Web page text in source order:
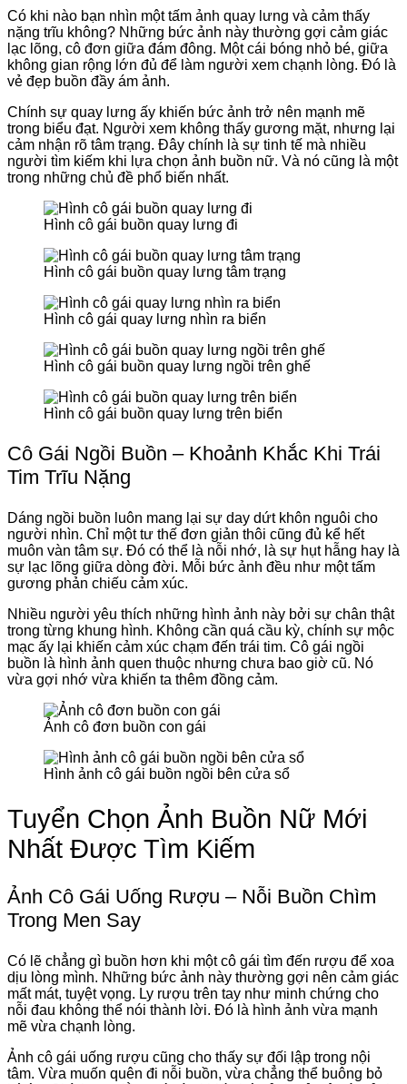
Có khi nào bạn nhìn một tấm ảnh quay lưng và cảm thấy
nặng trĩu không? Những bức ảnh này thường gợi cảm giác
lạc lõng, cô đơn giữa đám đông. Một cái bóng nhỏ bé, giữa
không gian rộng lớn đủ để làm người xem chạnh lòng. Đó là
vẻ đẹp buồn đầy ám ảnh.
Chính sự quay lưng ấy khiến bức ảnh trở nên mạnh mẽ
trong biểu đạt. Người xem không thấy gương mặt, nhưng lại
cảm nhận rõ tâm trạng. Đây chính là sự tinh tế mà nhiều
người tìm kiếm khi lựa chọn ảnh buồn nữ. Và nó cũng là một
trong những chủ đề phổ biến nhất.
Hình cô gái buồn quay lưng đi
Hình cô gái buồn quay lưng tâm trạng
Hình cô gái quay lưng nhìn ra biển
Hình cô gái buồn quay lưng ngồi trên ghế
Hình cô gái buồn quay lưng trên biển
Cô Gái Ngồi Buồn – Khoảnh Khắc Khi Trái
Tim Trĩu Nặng
Dáng ngồi buồn luôn mang lại sự day dứt khôn nguôi cho
người nhìn. Chỉ một tư thế đơn giản thôi cũng đủ kể hết
muôn vàn tâm sự. Đó có thể là nỗi nhớ, là sự hụt hẫng hay là
sự lạc lõng giữa dòng đời. Mỗi bức ảnh đều như một tấm
gương phản chiếu cảm xúc.
Nhiều người yêu thích những hình ảnh này bởi sự chân thật
trong từng khung hình. Không cần quá cầu kỳ, chính sự mộc
mạc ấy lại khiến cảm xúc chạm đến trái tim. Cô gái ngồi
buồn là hình ảnh quen thuộc nhưng chưa bao giờ cũ. Nó
vừa gợi nhớ vừa khiến ta thêm đồng cảm.
Ảnh cô đơn buồn con gái
Hình ảnh cô gái buồn ngồi bên cửa sổ
Tuyển Chọn Ảnh Buồn Nữ Mới
Nhất Được Tìm Kiếm
Ảnh Cô Gái Uống Rượu – Nỗi Buồn Chìm
Trong Men Say
Có lẽ chẳng gì buồn hơn khi một cô gái tìm đến rượu để xoa
dịu lòng mình. Những bức ảnh này thường gợi nên cảm giác
mất mát, tuyệt vọng. Ly rượu trên tay như minh chứng cho
nỗi đau không thể nói thành lời. Đó là hình ảnh vừa mạnh
mẽ vừa chạnh lòng.
Ảnh cô gái uống rượu cũng cho thấy sự đối lập trong nội
tâm. Vừa muốn quên đi nỗi buồn, vừa chẳng thể buông bỏ